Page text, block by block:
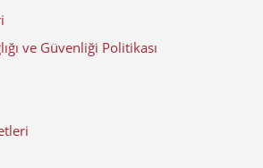
ve Güvenliği Politikası